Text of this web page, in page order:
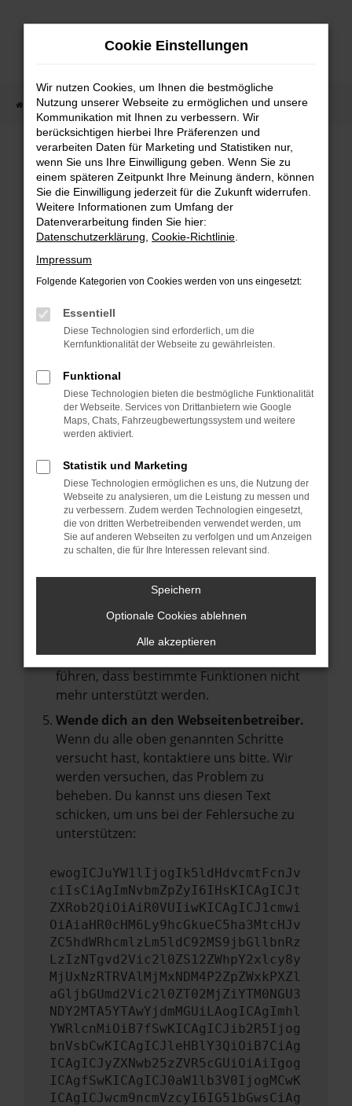
Zum
Startseite Fahrzeugangebote Fahrzeugmarkt
Fahrzeugmarkt
Fehler: Network Error
Beim Laden ist ein Fehler aufgetreten.
Hier sind ein paar Tipps, die dir helfen können:
Überprüfe deine Firewall und deine
Internetverbindung.
deine Suchmaschine?
Prüfe deine Browsererweiterungen.
Manche Erweiterungen, wie Werbeblocker,
können das Laden bestimmter Seiten
anderen Browser oder in einem privaten
Fenster?
Starte dein Gerät neu.
Das kann manchmal helfen,
vorübergehende Probleme zu beheben.
Stelle sicher, dass dein Browser und dein
Betriebssystem auf dem neuesten Stand
Veraltete Software birgt nicht nur ein
Sicherheitsrisiko, sondern kann auch dazu
führen, dass bestimmte Funktionen nicht
mehr unterstützt werden.
Wende dich an den Webseitenbetreiber.
Wenn du alle oben genannten Schritte
versucht hast, kontaktiere uns bitte. Wir
werden versuchen, das Problem zu
beheben. Du kannst uns diesen Text
schicken, um uns bei der Fehlersuche zu
unterstützen:
ewogICJuYW1lIjogIk5ldHdvcmtFcnJv
ciIsCiAgImNvbmZpZyI6IHsKICAgICJt
ZXRob2QiOiAiR0VUIiwKICAgICJ1cmwi
OiAiaHR0cHM6Ly9hcGkueC5ha3MtcHJv
ZC5hdWRhcmlzLm5ldC92MS9jbGllbnRz
LzIzNTgvd2Vic2l0ZS12ZWhpY2xlcy8y
MjUxNzRTRVAlMjMxNDM4P2ZpZWxkPXZl
aGljbGUmd2Vic2l0ZT02MjZiYTM0NGU3
NDY2MTA5YTAwYjdmMGUiLAogICAgImhl
YWRlcnMiOiB7fSwKICAgICJib2R5Ijog
bnVsbCwKICAgICJleHBlY3QiOiB7CiAg
ICAgICJyZXNwb25zZVR5cGUiOiAiIgog
ICAgfSwKICAgICJ0aW1lb3V0IjogMCwK
ICAgICJwcm9ncmVzcyI6IG51bGwsCiAg
Cookie Einstellungen
Wir nutzen Cookies, um Ihnen die bestmögliche
Nutzung unserer Webseite zu ermöglichen und unsere
Kommunikation mit Ihnen zu verbessern. Wir
berücksichtigen hierbei Ihre Präferenzen und
verarbeiten Daten für Marketing und Statistiken nur,
wenn Sie uns Ihre Einwilligung geben. Wenn Sie zu
einem späteren Zeitpunkt Ihre Meinung ändern, können
Sie die Einwilligung jederzeit für die Zukunft widerrufen.
Weitere Informationen zum Umfang der
Datenverarbeitung finden Sie hier:
Datenschutzerklärung Cookie-Richtlinie
Impressum
Folgende Kategorien von Cookies werden von uns eingesetzt:
Essentiell
Diese Technologien sind erforderlich, um die
Kernfunktionalität der Webseite zu gewährleisten.
Funktional
Diese Technologien bieten die bestmögliche Funktionalität
der Webseite. Services von Drittanbietern wie Google
Maps, Chats, Fahrzeugbewertungssystem und weitere
werden aktiviert.
Statistik und Marketing
Diese Technologien ermöglichen es uns, die Nutzung der
Webseite zu analysieren, um die Leistung zu messen und
zu verbessern. Zudem werden Technologien eingesetzt,
die von dritten Werbetreibenden verwendet werden, um
Sie auf anderen Webseiten zu verfolgen und um Anzeigen
zu schalten, die für Ihre Interessen relevant sind.
Speichern
Optionale Cookies ablehnen
Alle akzeptieren